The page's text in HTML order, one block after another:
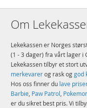
Om
Lekekassen er Norges
(1 - 3 dager) fra vårt lager i
Lekekassen tilbyr et stort
merkevarerog rask oggod
Hos oss finner du lave
Barbie Paw Patrol
er du sikret best pris. Vi